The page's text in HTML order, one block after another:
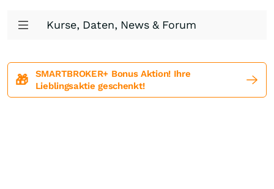
Kurse, Daten, News & Forum
🎁
SMARTBROKER+ Bonus Aktion! Ihre
Lieblingsaktie geschenkt!